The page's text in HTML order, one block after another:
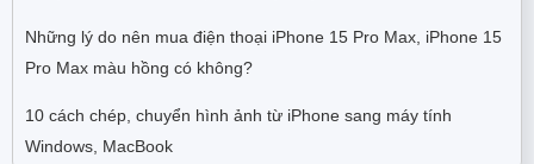
Những lý do nên mua điện thoại iPhone 15 Pro Max, iPhone 15
Pro Max màu hồng có không?
10 cách chép, chuyển hình ảnh từ iPhone sang máy tính
Windows, MacBook